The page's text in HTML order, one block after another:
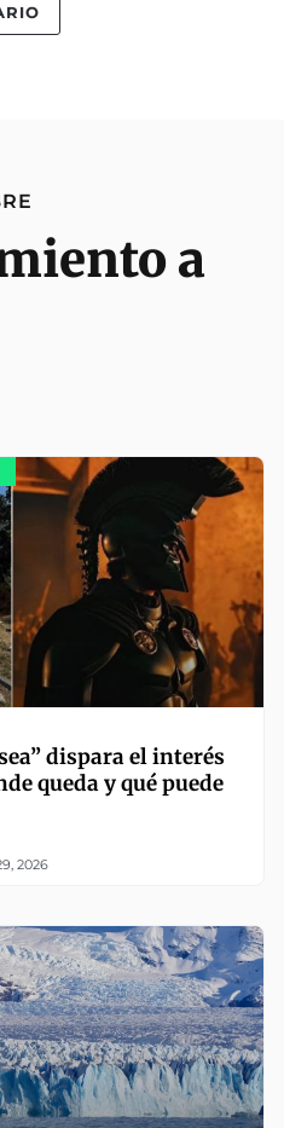
a
dispara el interés
queda y qué puede
2026